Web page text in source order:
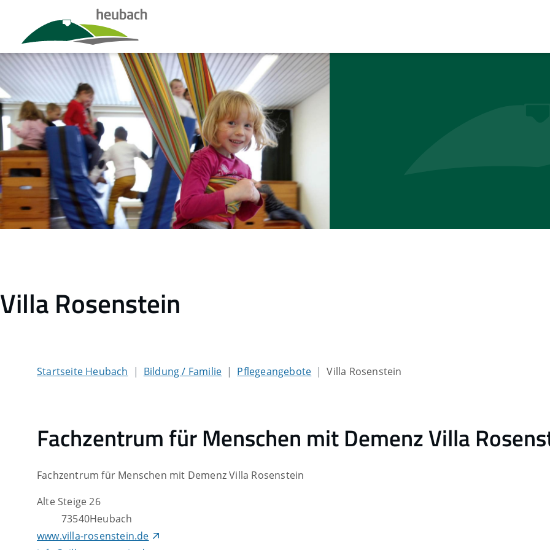
Villa Rosenstein
Startseite Heubach Bildung / Familie Pflegeangebote Villa Rosenstein
Fachzentrum für Menschen mit Demenz Villa
Fachzentrum für Menschen mit Demenz Villa Rosenstein
Alte Steige 26
73540Heubach
www.villa-rosenstein.de